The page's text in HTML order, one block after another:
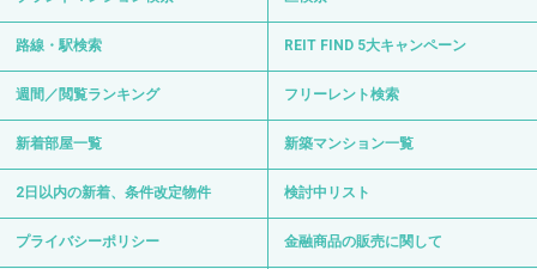
路線・駅検索 REIT FIND 5大キャンペーン
週間／閲覧ランキング フリーレント検索
新着部屋一覧 新築マンション一覧
2日以内の新着、条件改定物件 検討中リスト
プライバシーポリシー 金融商品の販売に関して